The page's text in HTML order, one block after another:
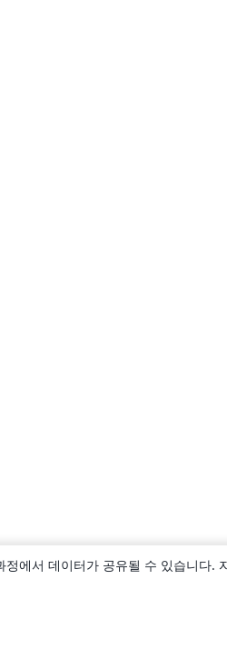
에서 데이터가 공유될 수 있습니다.